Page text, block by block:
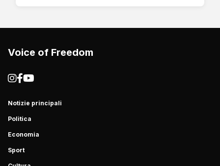
Voice of Freedom
Notizie principali
Politica
Economia
Sport